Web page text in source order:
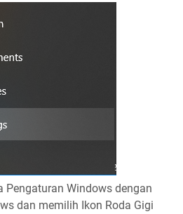
Pengaturan Windows dengan
dan memilih Ikon Roda Gigi